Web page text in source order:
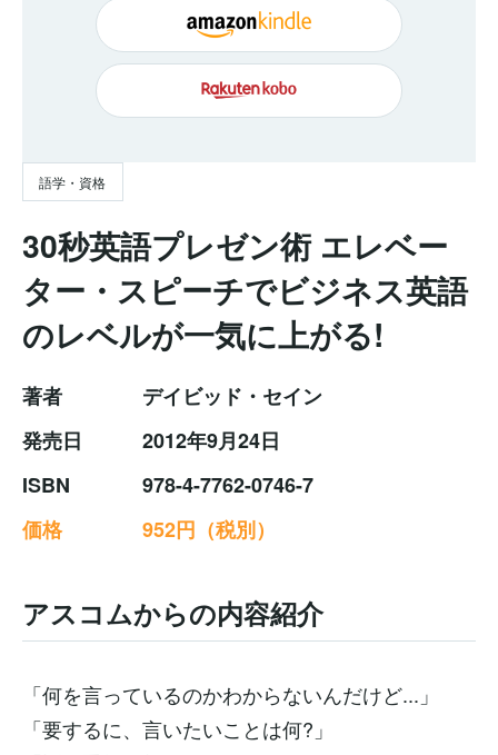
語学・資格
30秒英語プレゼン術 エレベー
ター・スピーチでビジネス英語
のレベルが一気に上がる!
著者
デイビッド・セイン
発売日
2012年9月24日
ISBN
978-4-7762-0746-7
価格
952円（税別）
アスコムからの内容紹介
「何を言っているのかわからないんだけど...」
「要するに、言いたいことは何?」